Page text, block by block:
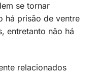
se tornar
há prisão de ventre
entretanto não há
relacionados